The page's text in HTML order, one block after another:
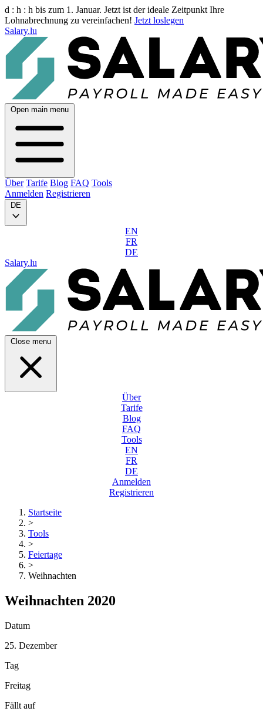
d : h : h bis zum 1. Januar. Jetzt ist der ideale Zeitpunkt Ihre
Lohnabrechnung zu vereinfachen! Jetzt loslegen
Salary.lu
Open main menu
Über Tarife Blog FAQ Tools
Anmelden Registrieren
DE
EN
FR
DE
Salary.lu
Close menu
Über
Tarife
Blog
FAQ
Tools
EN
FR
DE
Anmelden
Registrieren
Startseite
>
Tools
>
Feiertage
>
Weihnachten
Weihnachten 2020
Datum
25. Dezember
Tag
Freitag
Fällt auf